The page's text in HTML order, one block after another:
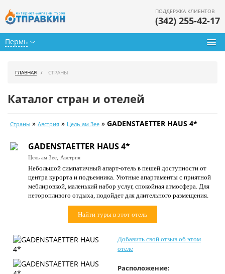
Пермь
ПОДДЕРЖКА КЛИЕНТОВ
(342) 255-42-17
Календарь туров
Цены дня
Страны
Как купить
Контакты
ГЛАВНАЯ СТРАНЫ
Каталог стран и отелей
Страны » Австрия » Цель ам Зее » GADENSTAETTER HAUS 4*
GADENSTAETTER HAUS 4*
Цель ам Зее, Австрия
Небольшой симпатичный апарт-отель в пешей доступности от
центра курорта и подъемника. Уютные апартаменты с приятной
меблировкой, маленький набор услуг, спокойная атмосфера. Для
неторопливого отдыха, подойдет для длительного размещения.
Найти туры в этот отель
Добавить свой отзыв об этом
отеле
Расположение: